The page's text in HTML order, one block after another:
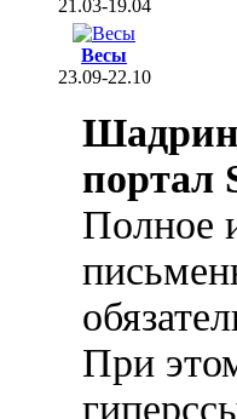
21.03-19.04
Весы
23.09-22.10
портал
Полное
При